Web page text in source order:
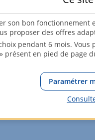
sont disponibles sur
son bon fonctionnement
proposer des offres
pendant 6 mois.
présent en pied de page
Paramétrer